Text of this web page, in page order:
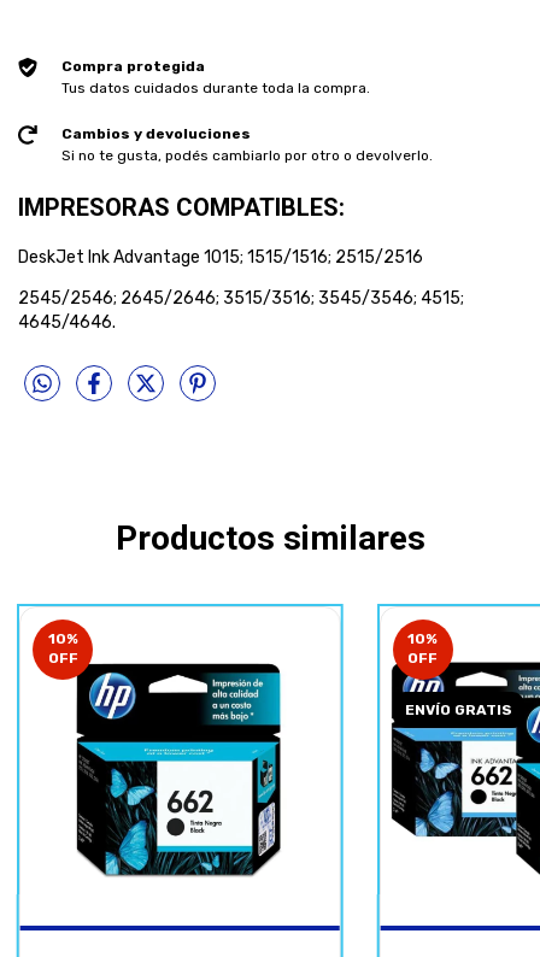
Compra protegida
Tus datos cuidados durante toda la compra.
Cambios y devoluciones
Si no te gusta, podés cambiarlo por otro o devolverlo.
IMPRESORAS COMPATIBLES:
DeskJet Ink Advantage 1015; 1515/1516; 2515/2516
2545/2546; 2645/2646; 3515/3516; 3545/3546; 4515;
4645/4646.
Productos similares
10%
OFF
10%
OFF
ENVÍO GRATIS